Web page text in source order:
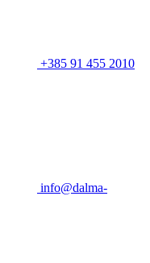
+385 91 455 2010
info@dalma-